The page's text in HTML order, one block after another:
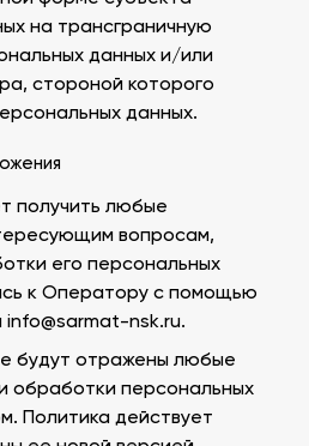
на трансграничную
данных и/или
стороной которого
данных.
получить любые
вопросам,
его персональных
к Оператору с помощью
nsk.ru.
будут отражены любые
обработки персональных
Политика действует